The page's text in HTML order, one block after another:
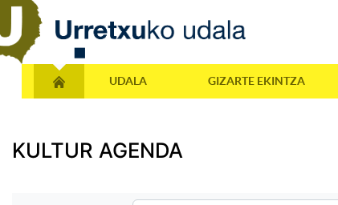
UDALA GIZARTE EKINTZA
KULTUR AGENDA